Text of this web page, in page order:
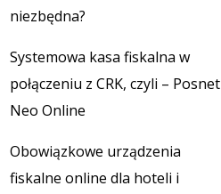
niezbędna?
Systemowa kasa fiskalna w
połączeniu z CRK, czyli – Posnet
Neo Online
Obowiązkowe urządzenia
fiskalne online dla hoteli i